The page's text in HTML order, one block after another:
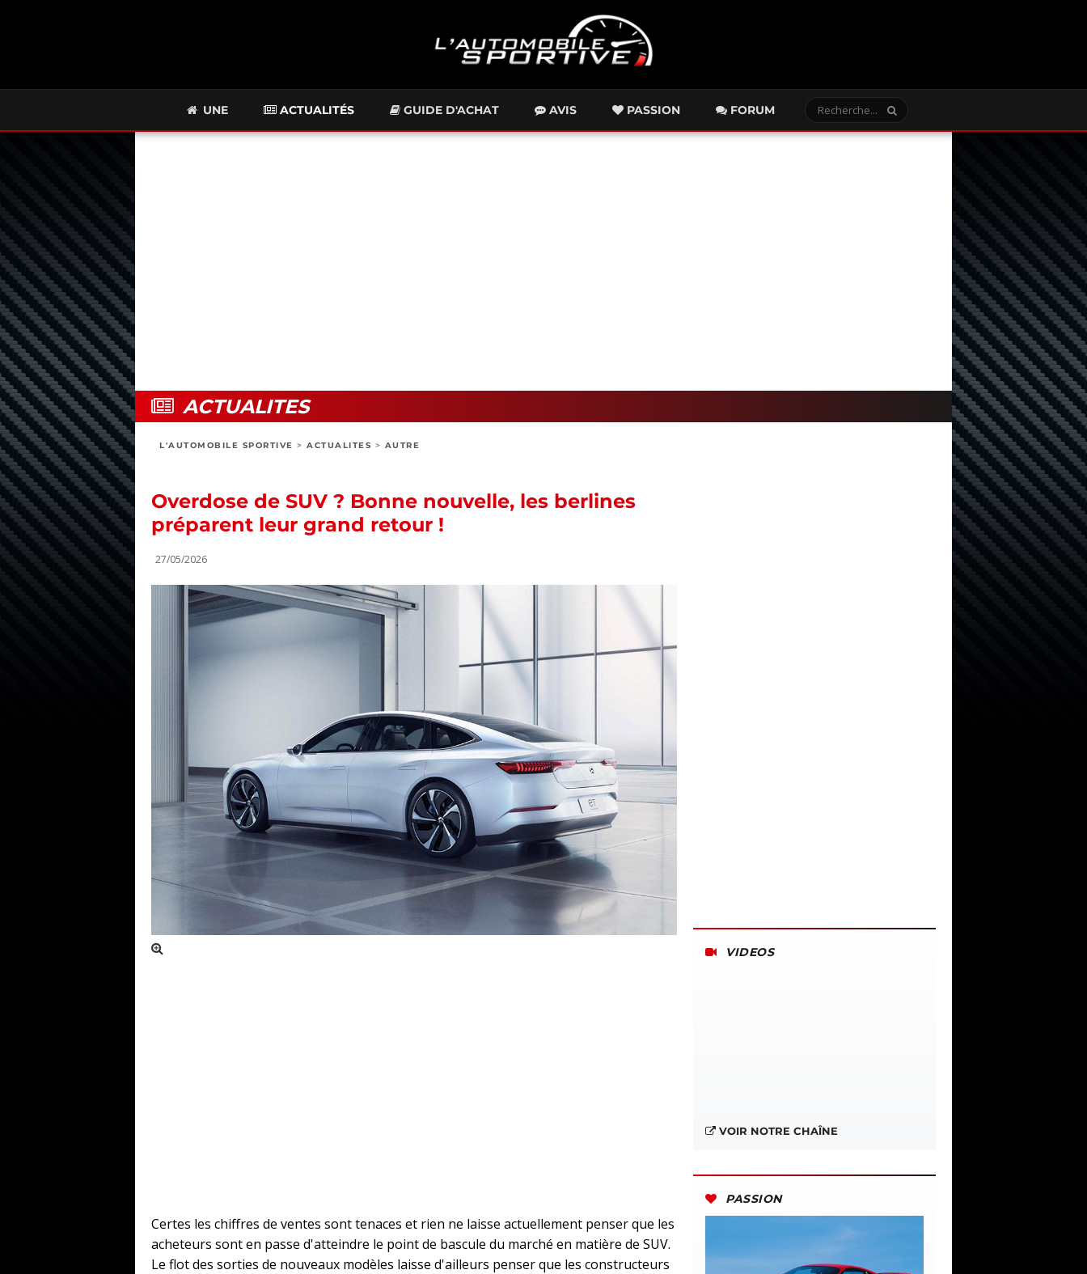
UNE ACTUALITÉS GUIDE D'ACHAT AVIS PASSION FORUM
ACTUALITES
L'AUTOMOBILE SPORTIVE > ACTUALITES > AUTRE
Overdose de SUV ? Bonne nouvelle, les berlines
préparent leur grand retour !
27/05/2026
Certes les chiffres de ventes sont tenaces et rien ne laisse actuellement penser que les
acheteurs sont en passe d'atteindre le point de bascule du marché en matière de SUV.
Le flot des sorties de nouveaux modèles laisse d'ailleurs penser que les constructeurs
VIDEOS
VOIR NOTRE CHAÎNE
PASSION